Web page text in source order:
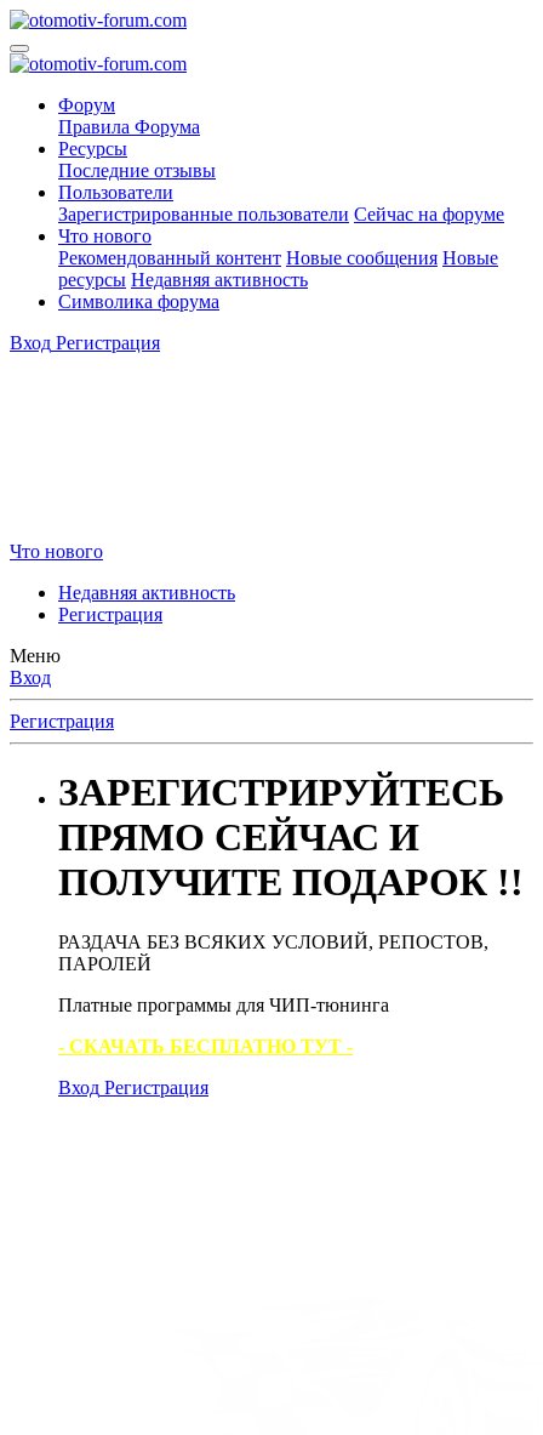
Форум
Правила Форума
Ресурсы
Последние отзывы
Пользователи
Зарегистрированные пользователи Сейчас на форуме
Что нового
Рекомендованный контент Новые сообщения Новые
ресурсы Недавняя активность
Символика форума
Вход Регистрация
Что нового
Недавняя активность
Регистрация
Меню
Вход
Регистрация
ЗАРЕГИСТРИРУЙТЕСЬ
ПРЯМО СЕЙЧАС И
ПОЛУЧИТЕ ПОДАРОК !!
РАЗДАЧА БЕЗ ВСЯКИХ УСЛОВИЙ, РЕПОСТОВ,
ПАРОЛЕЙ
Платные программы для ЧИП-тюнинга
- СКАЧАТЬ БЕСПЛАТНО ТУТ -
Вход Регистрация